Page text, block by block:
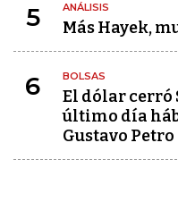
5 ANÁLISIS
Más Hayek,
6 BOLSAS
El dólar cerró
último día
Gustavo Petro